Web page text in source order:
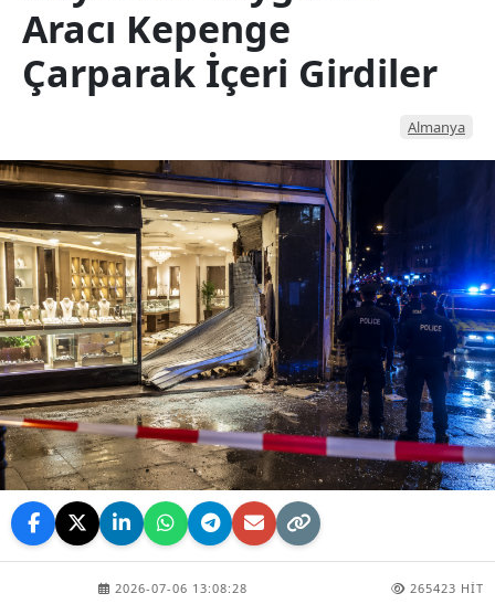
Aracı Kepenge
Çarparak İçeri Girdiler
Almanya
2026-07-06 13:08:28 265423 HIT